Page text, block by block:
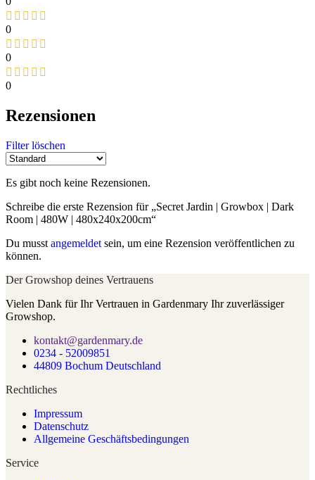
0
0
0
Rezensionen
Filter löschen
Es gibt noch keine Rezensionen.
Schreibe die erste Rezension für „Secret Jardin | Growbox | Dark
Room | 480W | 480x240x200cm“
Du musst angemeldet sein, um eine Rezension veröffentlichen zu
können.
Der Growshop deines Vertrauens
Vielen Dank für Ihr Vertrauen in Gardenmary Ihr zuverlässiger
Growshop.
kontakt@gardenmary.de
0234 - 52009851
44809 Bochum Deutschland
Rechtliches
Impressum
Datenschutz
Allgemeine Geschäftsbedingungen
Service